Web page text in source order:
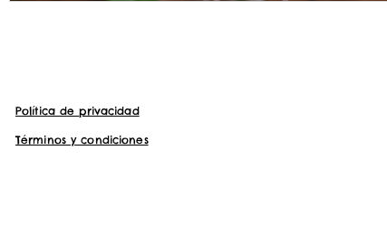
Política de privacidad
Términos y condiciones